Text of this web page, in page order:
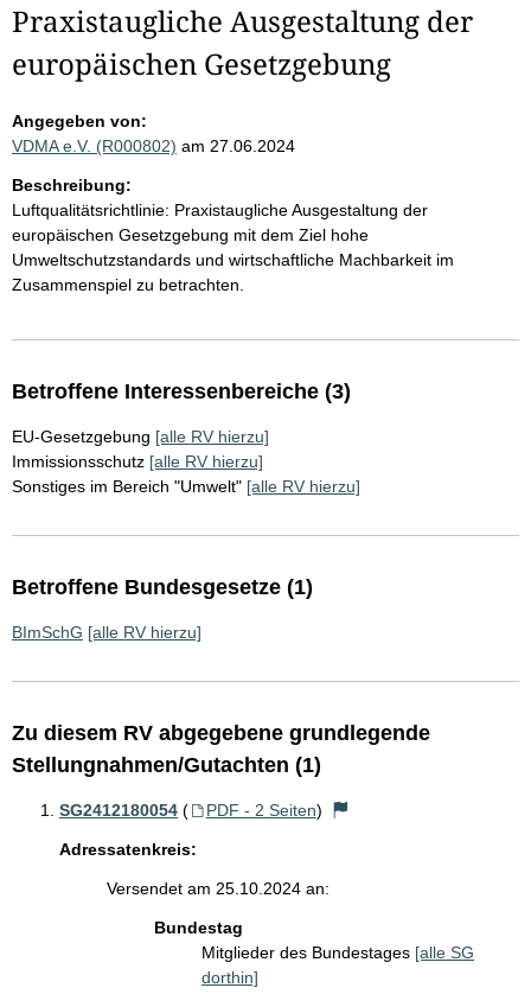
Praxistaugliche Ausgestaltung der
europäischen Gesetzgebung
Angegeben von:
VDMA e.V. (R000802) am 27.06.2024
Beschreibung:
Luftqualitätsrichtlinie: Praxistaugliche Ausgestaltung der
europäischen Gesetzgebung mit dem Ziel hohe
Umweltschutzstandards und wirtschaftliche Machbarkeit im
Zusammenspiel zu betrachten.
Betroffene Interessenbereiche (3)
EU-Gesetzgebung [alle RV hierzu]
Immissionsschutz [alle RV hierzu]
Sonstiges im Bereich "Umwelt" [alle RV hierzu]
Betroffene Bundesgesetze (1)
BImSchG [alle RV hierzu]
Zu diesem RV abgegebene grundlegende
Stellungnahmen/Gutachten (1)
SG2412180054 ( PDF - 2 Seiten)
Adressatenkreis:
Versendet am 25.10.2024 an:
Bundestag
Mitglieder des Bundestages [alle SG
dorthin]